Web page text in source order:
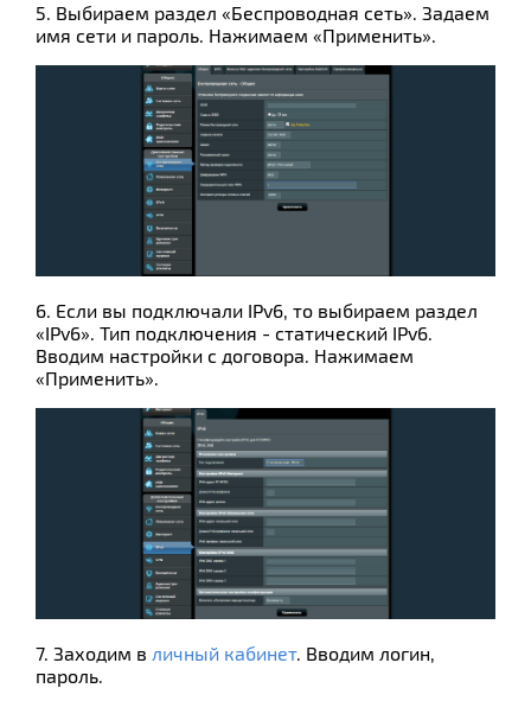
5. Выбираем раздел «Беспроводная сеть». Задаем
имя сети и пароль. Нажимаем «Применить».
6. Если вы подключали IPv6, то выбираем раздел
«IPv6». Тип подключения - статический IPv6.
Вводим настройки с договора. Нажимаем
«Применить».
7. Заходим в личный кабинет. Вводим логин,
пароль.